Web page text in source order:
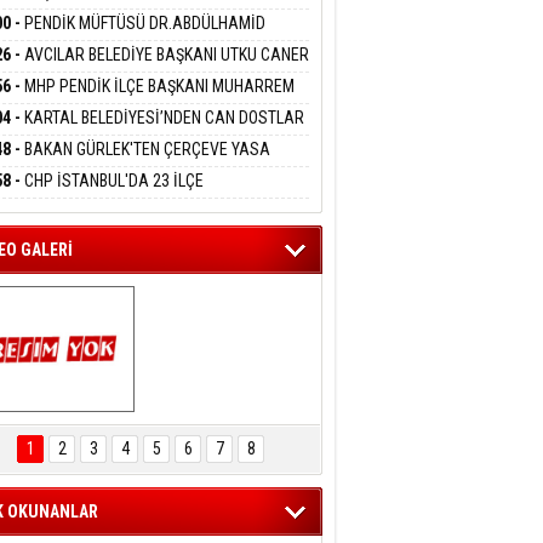
Kaynas
15 GÖZALTI
- PENDİK MÜFTÜSÜ DR.ABDÜLHAMİD
BASIN MENSUPLARINI AĞIRLADI
- AVCILAR BELEDİYE BAŞKANI UTKU CANER
HAKKINDA TAHLİYE KARARI
- MHP PENDİK İLÇE BAŞKANI MUHARREM
ORDULULAR DERNEĞİ HEYETİNİ
- KARTAL BELEDİYESİ’NDEN CAN DOSTLAR
DEV YATIRIM!
- BAKAN GÜRLEK'TEN ÇERÇEVE YASA
ÇİZGİMİZ ŞEHİT AİLELERİ
HASSASİYETİDİR''
- CHP İSTANBUL'DA 23 İLÇE
ATAMALAR GERÇEKLEŞTİ
GALERİ
ENGELSİZ
FESTİVALİ
KONSERİ
MEST
1 2 3 4 5 6 7 8
OKUNANLAR